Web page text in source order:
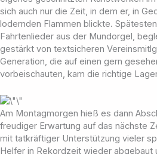
sich auch nur die Zeit, in dem er, in
lodernden Flammen blickte.
Fahrtenlieder aus der Mundorgel,
gestärkt von textsicheren
Generation, die auf einen gern
vorbeischauten, kam die richtige
Am Montagmorgen hieß es dann
freudiger Erwartung auf das nächste
mit tatkräftiger Unterstützung vieler
Helfer in Rekordzeit wieder abgebaut